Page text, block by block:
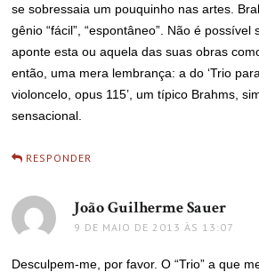
se sobressaia um pouquinho nas artes.
gênio “fácil”, “espontâneo”. Não é
aponte esta ou aquela das suas obras
então, uma mera lembrança: a do ‘Trio
violoncelo, opus 115’, um típico Brahms,
sensacional.
RESPONDER
João Guilherme Sauer
9 DE MAIO DE 2013 ÀS 13:07
Desculpem-me, por favor. O “Trio” a que